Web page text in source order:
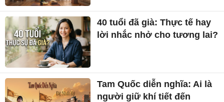
40 tuổi đã già: Thực tế hay
lời nhắc nhở cho tương lai?
Tam Quốc diễn nghĩa: Ai là
người giữ khí tiết đến